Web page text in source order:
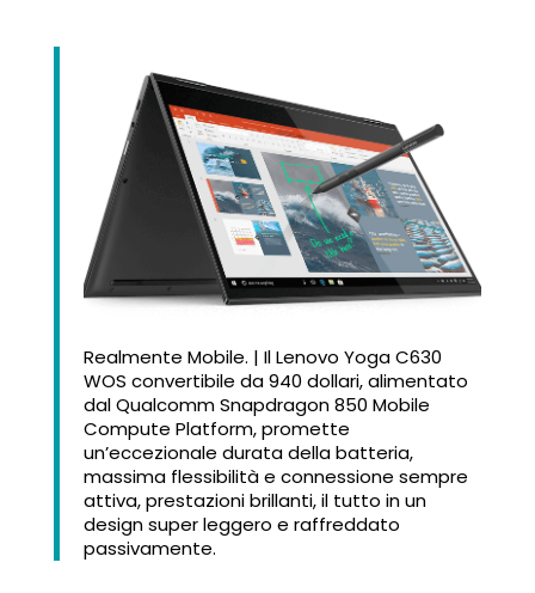
Realmente Mobile. | Il Lenovo Yoga C630
WOS convertibile da 940 dollari, alimentato
dal Qualcomm Snapdragon 850 Mobile
Compute Platform, promette
un’eccezionale durata della batteria,
massima flessibilità e connessione sempre
attiva, prestazioni brillanti, il tutto in un
design super leggero e raffreddato
passivamente.